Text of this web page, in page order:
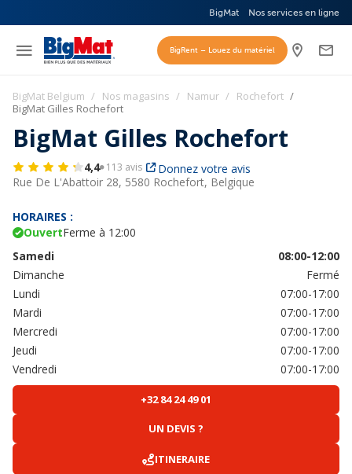
BigMat Nos services en ligne
BigRent – Louez du matériel
BigMat Belgium Nos magasins Namur
Rochefort
BigMat Gilles Rochefort
BigMat Gilles Rochefort
4,4 113 avis
Donnez votre avis
Rue De L'Abattoir 28, 5580 Rochefort, Belgique
HORAIRES :
OuvertFerme à 12:00
Samedi
08:00-12:00
Dimanche
Fermé
Lundi
07:00-17:00
Mardi
07:00-17:00
Mercredi
07:00-17:00
Jeudi
07:00-17:00
Vendredi
07:00-17:00
+32 84 24 49 01
UN DEVIS ?
ITINERAIRE